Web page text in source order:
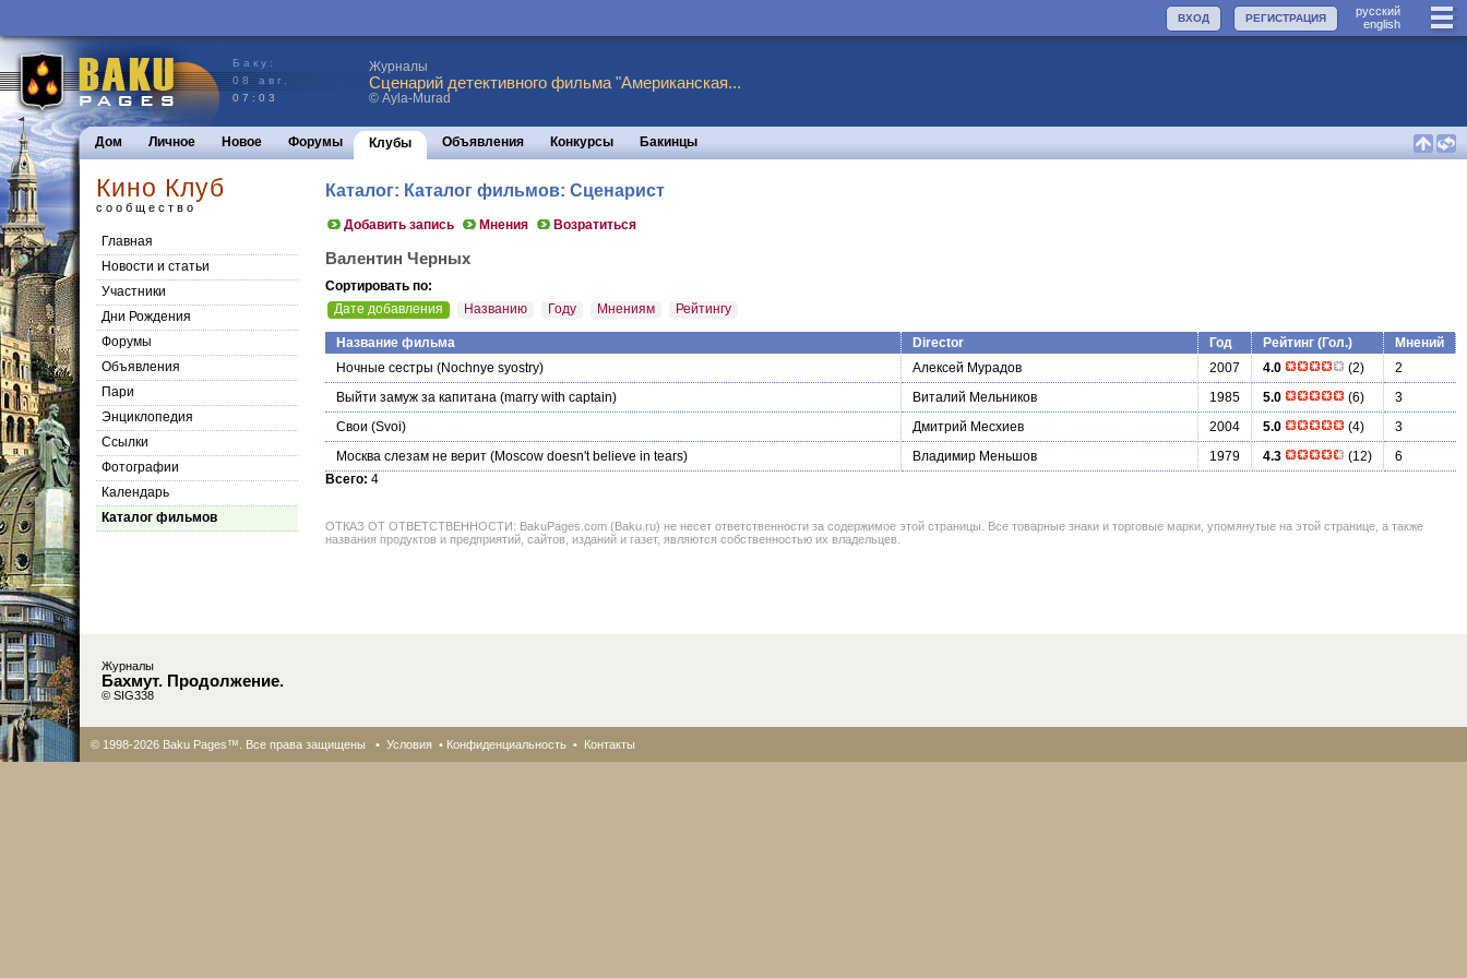
руccкий
english
РЕГИСТРАЦИЯ
ВХОД
Баку:
08 авг.
07:03
Журналы
Сценарий детективного фильма "Американская...
© Ayla-Murad
Дом Личное Новое Форумы Клубы Объявления Конкурсы Бакинцы
Кино Клуб
сообщество
Главная
Новости и статьи
Участники
Дни Рождения
Форумы
Объявления
Пари
Энциклопедия
Cсылки
Фотографии
Календарь
Каталог фильмов
Каталог: Каталог фильмов: Сценарист
Добавить запись Мнения Возратиться
Валентин Черных
Сортировать по:
Дате добавления
Названию Году Мнениям Рейтингу
Название фильма Director Год Рейтинг (Гол.)
Мнений
Ночные сестры (Nochnye syostry) Алексей Мурадов 2007 4.0 (2)
2
Выйти замуж за капитана (marry with captain) Виталий Мельников 1985 5.0 (6)
3
Свои (Svoi) Дмитрий Месхиев 2004 5.0 (4)
3
Москва слезам не верит (Moscow doesn't believe in tears) Владимир Меньшов 1979 4.3 (12)
6
Всего: 4
ОТКАЗ ОТ ОТВЕТСТВЕННОСТИ: BakuPages.com (Baku.ru) не несет ответственности за содержимое этой страницы. Все товарные знаки и торговые марки, упомянутые на этой странице, а также
названия продуктов и предприятий, сайтов, изданий и газет, являются собственностью их владельцев.
Журналы
Бахмут. Продолжение.
© SIG338
© 1998-2026 Baku Pages™. Все права защищены • Условия • Конфиденциальность • Контакты